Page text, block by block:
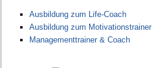
Ausbildung zum Life-Coach
Ausbildung zum Motivationstrainer
Managementtrainer & Coach